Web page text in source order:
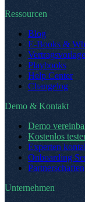
Ressourcen
Blog
E-Books &
Playbooks
Help Center
Changelog
Demo & Kontakt
Demo
Kostenlos
Experten
Onboarding
Partnerschaften
Unternehmen